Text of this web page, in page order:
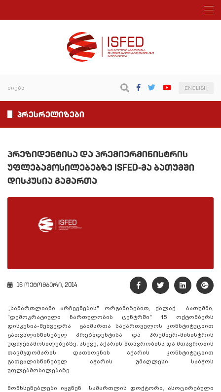
ENGLISH
პრესრელიზები
პრეზიდენტისა და პრემიერმინისტრის
უფლებამოსილებებზე ISFED-მა ბათუმში
დისკუსია გამართა
16 ოქტომბერი, 2014
,,სამართლიანი არჩევნების" ორგანიზებით, ქალაქ ბათუმში,
"დემოკრატიული ჩართულობის ცენტრში" 15 ოქტომბერს
დისკუსია-შეხვედრა გაიმართა საქართველოს კონსტიტუციით
გათვალისწინებულ პრეზიდენტისა და პრემიერ-მინისტრის
უფლებამოსილებებზე. ასევე, აჭარის მთავრობისა და მთავრობის
თავმჯდომარის დათხოვნის აჭარის კონსტიტუციით
გათვალისწინებულ აჭარის უმაღლესი საბჭოს
უფლებმოსილებაზე.
მომხსენებლები იყვნენ სამართლის დოქტორი, ასოცირებული